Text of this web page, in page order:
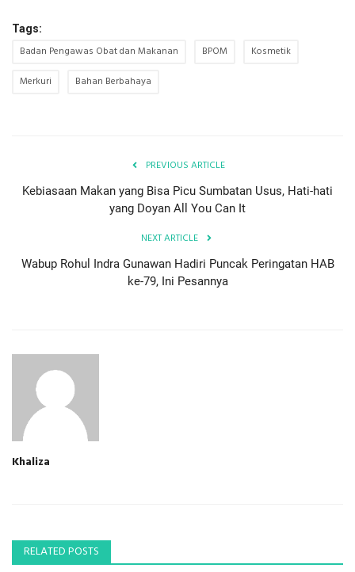
Tags:
Badan Pengawas Obat dan Makanan BPOM
Kosmetik
Merkuri
Bahan Berbahaya
PREVIOUS ARTICLE
Kebiasaan Makan yang Bisa Picu Sumbatan Usus, Hati-hati
yang Doyan All You Can It
NEXT ARTICLE
Wabup Rohul Indra Gunawan Hadiri Puncak Peringatan HAB
ke-79, Ini Pesannya
Khaliza
RELATED POSTS